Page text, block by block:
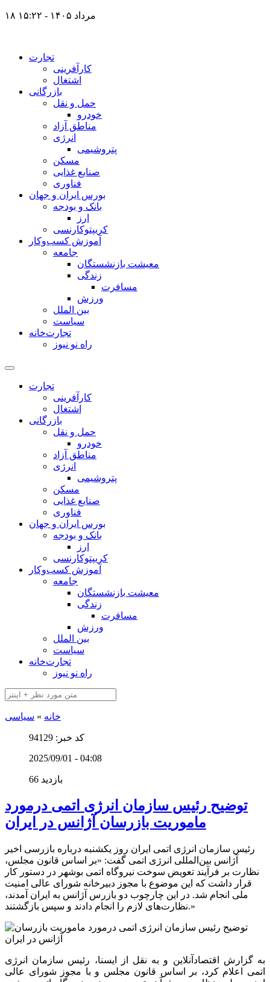
۱۸ مرداد ۱۴۰۵ - ۱۵:۲۲
تجارت
کارآفرینی
اشتغال
بازرگانی
حمل و نقل
خودرو
مناطق آزاد
انرژی
پتروشیمی
مسکن
صنایع غذایی
فناوری
بورس ایران و جهان
بانک و بودجه
ارز
کریپتوکارنسی
آموزش کسب‌وکار
جامعه
معیشت بازنشستگان
زندگی
مسافرت
ورزش
بین الملل
سیاست
تجارت‌خانه
راه نو نیوز
تجارت
کارآفرینی
اشتغال
بازرگانی
حمل و نقل
خودرو
مناطق آزاد
انرژی
پتروشیمی
مسکن
صنایع غذایی
فناوری
بورس ایران و جهان
بانک و بودجه
ارز
کریپتوکارنسی
آموزش کسب‌وکار
جامعه
معیشت بازنشستگان
زندگی
مسافرت
ورزش
بین الملل
سیاست
تجارت‌خانه
راه نو نیوز
خانه » سیاسی
کد خبر: 94129
2025/09/01 - 04:08
66 بازدید
توضیح رئیس سازمان انرژی اتمی درمورد
ماموریت بازرسان آژانس در ایران
رئیس سازمان انرژی اتمی ایران روز یکشنبه درباره بازرسی اخیر
آژانس بین‌المللی انرژی اتمی گفت: «بر اساس قانون مجلس،
نظارت بر فرآیند تعویض سوخت نیروگاه اتمی بوشهر در دستور کار
قرار داشت که این موضوع با مجوز دبیرخانه شورای عالی امنیت
ملی انجام شد. در این چارچوب دو بازرس آژانس به ایران آمدند،
نظارت‌های لازم را انجام دادند و سپس بازگشتند.»
به گزارش اقتصادآنلاین و به نقل از ایسنا، رئیس سازمان انرژی
اتمی اعلام کرد، بر اساس قانون مجلس و با مجوز شورای عالی